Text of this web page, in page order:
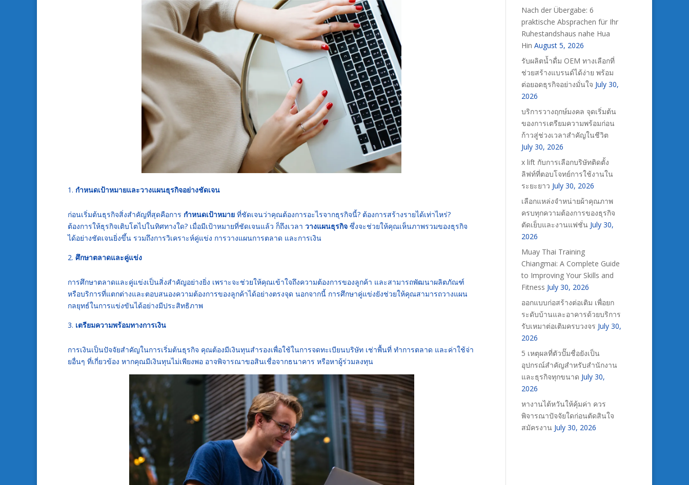
กำหนดเป้าหมายและวางแผนธุรกิจอย่างชัดเจน
ก่อนเริ่มต้นธุรกิจสิ่งสำคัญที่สุดคือการ กำหนดเป้าหมาย ที่ชัดเจนว่าคุณต้องการอะไรจากธุรกิจนี้? ต้องการสร้างรายได้เท่าไหร่?
ต้องการให้ธุรกิจเติบโตไปในทิศทางใด? เมื่อมีเป้าหมายที่ชัดเจนแล้ว ก็ถึงเวลา วางแผนธุรกิจ ซึ่งจะช่วยให้คุณเห็นภาพรวมของธุรกิจ
ได้อย่างชัดเจนยิ่งขึ้น รวมถึงการวิเคราะห์คู่แข่ง การวางแผนการตลาด และการเงิน
ศึกษาตลาดและคู่แข่ง
การศึกษาตลาดและคู่แข่งเป็นสิ่งสำคัญอย่างยิ่ง เพราะจะช่วยให้คุณเข้าใจถึงความต้องการของลูกค้า และสามารถพัฒนาผลิตภัณฑ์
หรือบริการที่แตกต่างและตอบสนองความต้องการของลูกค้าได้อย่างตรงจุด นอกจากนี้ การศึกษาคู่แข่งยังช่วยให้คุณสามารถวางแผน
กลยุทธ์ในการแข่งขันได้อย่างมีประสิทธิภาพ
เตรียมความพร้อมทางการเงิน
การเงินเป็นปัจจัยสำคัญในการเริ่มต้นธุรกิจ คุณต้องมีเงินทุนสำรองเพื่อใช้ในการจดทะเบียนบริษัท เช่าพื้นที่ ทำการตลาด และค่าใช้จ่า
ยอื่นๆ ที่เกี่ยวข้อง หากคุณมีเงินทุนไม่เพียงพอ อาจพิจารณาขอสินเชื่อจากธนาคาร หรือหาผู้ร่วมลงทุน
Nach der Übergabe: 6
praktische Absprachen für Ihr
Ruhestandshaus nahe Hua
Hin August 5, 2026
รับผลิตน้ำดื่ม OEM ทางเลือกที่
ช่วยสร้างแบรนด์ได้ง่าย พร้อม
ต่อยอดธุรกิจอย่างมั่นใจ July 30,
2026
บริการวางฤกษ์มงคล จุดเริ่มต้น
ของการเตรียมความพร้อมก่อน
ก้าวสู่ช่วงเวลาสำคัญในชีวิต
July 30, 2026
x lift กับการเลือกบริษัทติดตั้ง
ลิฟท์ที่ตอบโจทย์การใช้งานใน
ระยะยาว July 30, 2026
เลือกแหล่งจำหน่ายผ้าคุณภาพ
ครบทุกความต้องการของธุรกิจ
ตัดเย็บและงานแฟชั่น July 30,
2026
Muay Thai Training
Chiangmai: A Complete Guide
to Improving Your Skills and
Fitness July 30, 2026
ออกแบบก่อสร้างต่อเติม เพื่อยก
ระดับบ้านและอาคารด้วยบริการ
รับเหมาต่อเติมครบวงจร July 30,
2026
5 เหตุผลที่ตัวปั๊มชื่อยังเป็น
อุปกรณ์สำคัญสำหรับสำนักงาน
และธุรกิจทุกขนาด July 30,
2026
หางานไต้หวันให้คุ้มค่า ควร
พิจารณาปัจจัยใดก่อนตัดสินใจ
สมัครงาน July 30, 2026